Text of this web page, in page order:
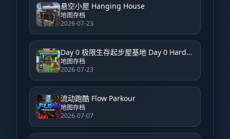
悬空小屋 Hanging House
地图存档
2026-07-23
Day 0 极限生存起步屋基地 Day 0 Hardcore Survival Starter House Base
地图存档
2026-07-23
流动跑酷 Flow Parkour
地图存档
2026-07-07